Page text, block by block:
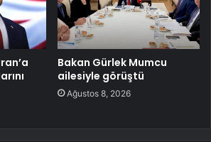
Bakan Gürlek Mumcu
ailesiyle görüştü
Ağustos 8, 2026